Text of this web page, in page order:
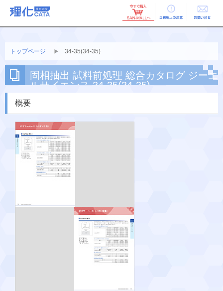
ご利用上の お問い合せ
トップページ 34-35(34-35)
固相抽出 試料前処理 総合カタログ ジーエ
ルサイエンス 34-35(34-35)
概要